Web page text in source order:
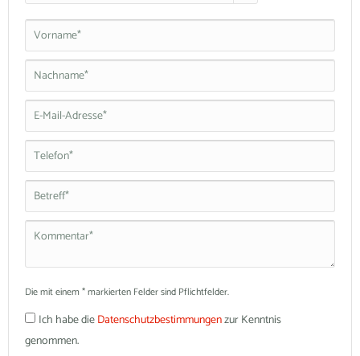
Die mit einem * markierten Felder sind Pflichtfelder.
Ich habe dieDatenschutzbestimmungenzur Kenntnis
genommen.